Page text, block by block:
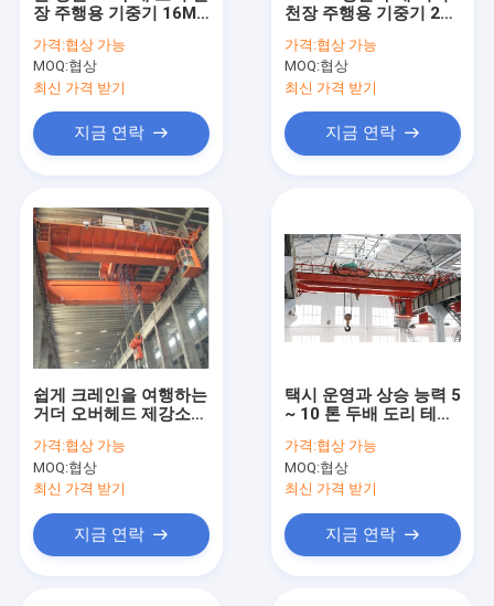
장 주행용 기중기 16M
가격:협상 가능
MOQ:협상
최신 가격 받기
지금 연락
천장 주행용 기중기 20
가격:협상 가능
MOQ:협상
최신 가격 받기
지금 연락
쉽게 크레인을 여행하는
거더 오버헤드 제강소
가격:협상 가능
MOQ:협상
최신 가격 받기
지금 연락
택시 운영과 상승 능력 5
~ 10 톤 두배 도리 테이
가격:협상 가능
MOQ:협상
최신 가격 받기
지금 연락